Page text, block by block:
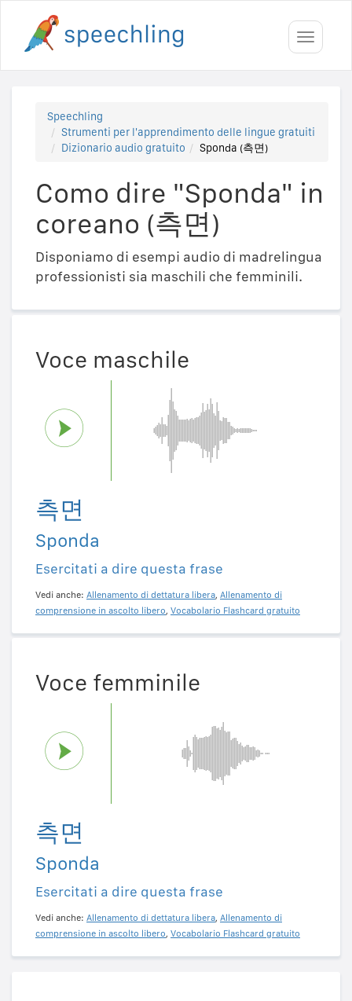
Toggle
Speechling
Strumenti per l'apprendimento delle lingue gratuiti
Dizionario audio gratuito
Sponda (측면)
Como dire "Sponda" in
coreano (측면)
Disponiamo di esempi audio di madrelingua
professionisti sia maschili che femminili.
Voce maschile
측면
Sponda
Esercitati a dire questa frase
Vedi anche: Allenamento di dettatura libera, Allenamento di
comprensione in ascolto libero, Vocabolario Flashcard gratuito
Voce femminile
측면
Sponda
Esercitati a dire questa frase
Vedi anche: Allenamento di dettatura libera, Allenamento di
comprensione in ascolto libero, Vocabolario Flashcard gratuito